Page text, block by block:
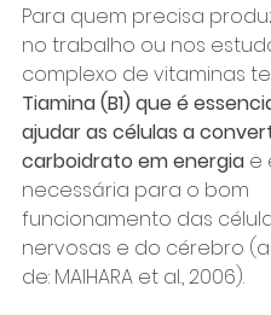
Para quem precisa
no trabalho ou nos
complexo de vitaminas
Tiamina (B1) que é
ajudar as células a
carboidrato em energia e
necessária para o bom
funcionamento das
nervosas e do cérebro
de: MAIHARA et al., 2006).